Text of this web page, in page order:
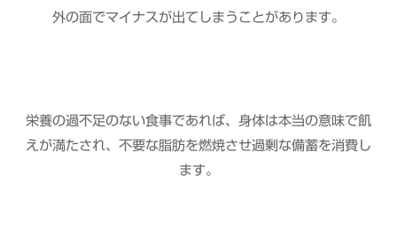
外の面でマイナスが出てしまうことがあります。
栄養の過不足のない食事であれば、身体は本当の意味で飢
えが満たされ、不要な脂肪を燃焼させ過剰な備蓄を消費し
ます。